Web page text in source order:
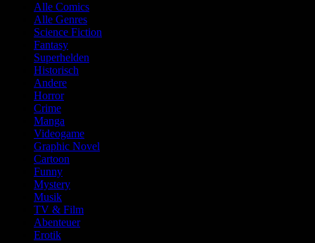
Alle Comics
Alle Genres
Science Fiction
Fantasy
Superhelden
Historisch
Andere
Horror
Crime
Manga
Videogame
Graphic Novel
Cartoon
Funny
Mystery
Musik
TV & Film
Abenteuer
Erotik